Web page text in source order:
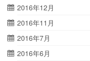
2016年12月
2016年11月
2016年7月
2016年6月